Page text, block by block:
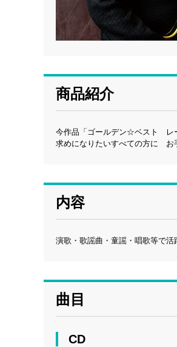
商品紹介
今作品「ゴールデン☆ベスト レ
求めになりたいすべての方に お
内容
演歌・歌謡曲・童謡・唱歌等で
曲目
CD